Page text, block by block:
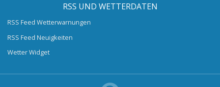
RSS UND WETTERDATEN
RSS Feed Wetterwarnungen
RSS Feed Neuigkeiten
Wetter Widget